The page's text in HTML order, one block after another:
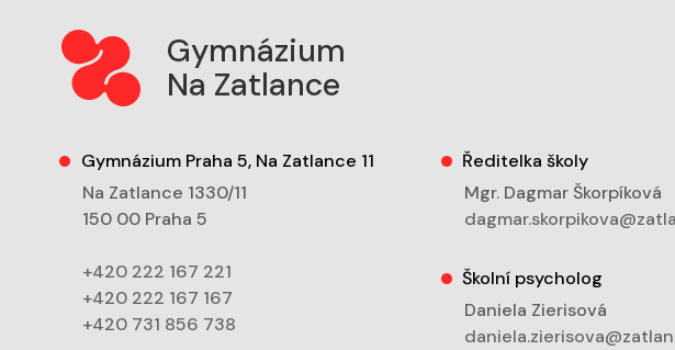
Gymnázium
Na Zatlance
Gymnázium Praha 5, Na Zatlance 11
Na Zatlance 1330/11
150 00 Praha 5
+420 222 167 221
+420 222 167 167
+420 731 856 738
Ředitelka školy
Mgr. Dagmar Škorpíková
Školní psycholog
Daniela Zierisová